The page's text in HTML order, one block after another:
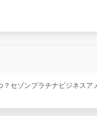
？セゾンプラチナビジネスア